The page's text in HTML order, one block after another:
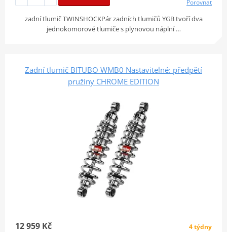
Porovnat
zadní tlumič TWINSHOCKPár zadních tlumičů YGB tvoří dva
jednokomorové tlumiče s plynovou náplní …
Zadní tlumič BITUBO WMB0 Nastavitelné: předpětí
pružiny CHROME EDITION
12 959 Kč 4 týdny